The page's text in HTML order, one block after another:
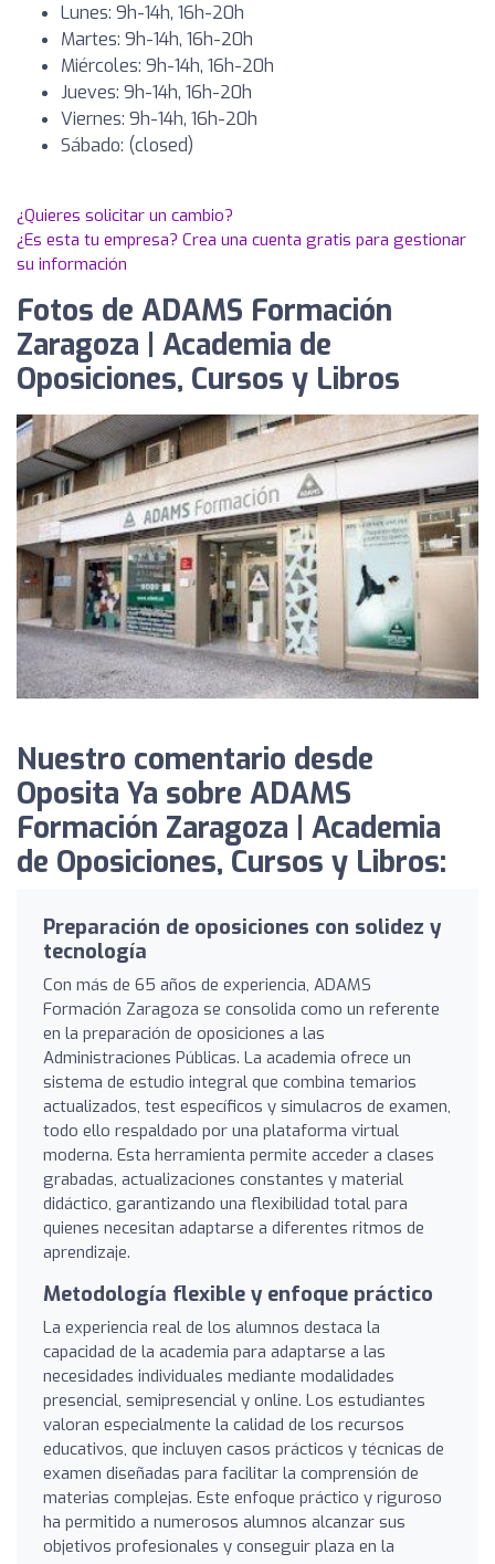
Lunes: 9h-14h, 16h-20h
Martes: 9h-14h, 16h-20h
Miércoles: 9h-14h, 16h-20h
Jueves: 9h-14h, 16h-20h
Viernes: 9h-14h, 16h-20h
Sábado: (closed)
¿Quieres solicitar un cambio?
¿Es esta tu empresa? Crea una cuenta gratis para gestionar
su información
Fotos de ADAMS Formación
Zaragoza | Academia de
Oposiciones, Cursos y Libros
Nuestro comentario desde
Oposita Ya sobre ADAMS
Formación Zaragoza | Academia
de Oposiciones, Cursos y Libros:
Preparación de oposiciones con solidez y
tecnología
Con más de 65 años de experiencia, ADAMS
Formación Zaragoza se consolida como un referente
en la preparación de oposiciones a las
Administraciones Públicas. La academia ofrece un
sistema de estudio integral que combina temarios
actualizados, test específicos y simulacros de examen,
todo ello respaldado por una plataforma virtual
moderna. Esta herramienta permite acceder a clases
grabadas, actualizaciones constantes y material
didáctico, garantizando una flexibilidad total para
quienes necesitan adaptarse a diferentes ritmos de
aprendizaje.
Metodología flexible y enfoque práctico
La experiencia real de los alumnos destaca la
capacidad de la academia para adaptarse a las
necesidades individuales mediante modalidades
presencial, semipresencial y online. Los estudiantes
valoran especialmente la calidad de los recursos
educativos, que incluyen casos prácticos y técnicas de
examen diseñadas para facilitar la comprensión de
materias complejas. Este enfoque práctico y riguroso
ha permitido a numerosos alumnos alcanzar sus
objetivos profesionales y conseguir plaza en la